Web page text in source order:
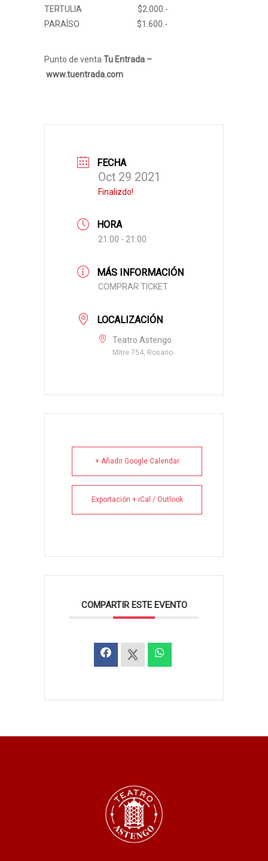
TERTULIA $2.000.-
PARAÍSO $1.600.-
Punto de venta Tu Entrada –
www.tuentrada.com
FECHA
Oct 29 2021
Finalizdo!
HORA
21:00 - 21:00
MÁS INFORMACIÓN
COMPRAR TICKET
LOCALIZACIÓN
Teatro Astengo
Mitre 754, Rosario
+ Añadir Google Calendar
Exportación + iCal / Outlook
COMPARTIR ESTE EVENTO